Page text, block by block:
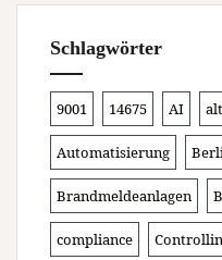
Schlagwörter
9001 14675 AI
Automatisierung
Brandmeldeanlagen
compliance